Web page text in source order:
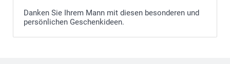
Danken Sie Ihrem Mann mit diesen besonderen und
persönlichen Geschenkideen.